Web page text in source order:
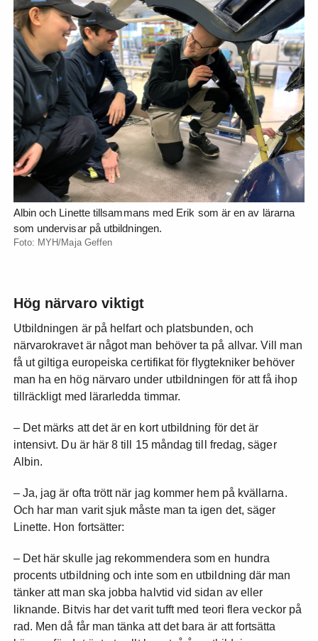
Albin och Linette tillsammans med Erik som är en av lärarna
som undervisar på utbildningen.
Foto: MYH/Maja Geffen
Hög närvaro viktigt
Utbildningen är på helfart och platsbunden, och
närvarokravet är något man behöver ta på allvar. Vill man
få ut giltiga europeiska certifikat för flygtekniker behöver
man ha en hög närvaro under utbildningen för att få ihop
tillräckligt med lärarledda timmar.
– Det märks att det är en kort utbildning för det är
intensivt. Du är här 8 till 15 måndag till fredag, säger
Albin.
– Ja, jag är ofta trött när jag kommer hem på kvällarna.
Och har man varit sjuk måste man ta igen det, säger
Linette. Hon fortsätter:
– Det här skulle jag rekommendera som en hundra
procents utbildning och inte som en utbildning där man
tänker att man ska jobba halvtid vid sidan av eller
liknande. Bitvis har det varit tufft med teori flera veckor på
rad. Men då får man tänka att det bara är att fortsätta